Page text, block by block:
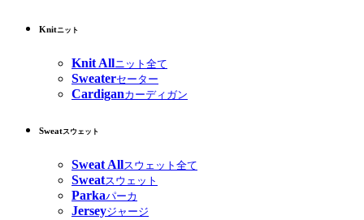
Knitニット
Knit Allニット全て
Sweaterセーター
Cardiganカーディガン
Sweatスウェット
Sweat Allスウェット全て
Sweatスウェット
Parkaパーカ
Jerseyジャージ